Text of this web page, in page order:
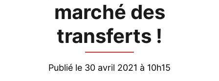
marché des
transferts !
Publié le 30 avril 2021 à 10h15